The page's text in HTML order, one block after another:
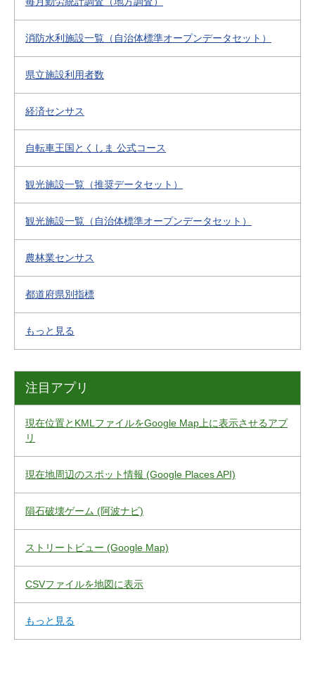
消防水利施設一覧（自治体標準オープンデータセット）
県立施設利用者数
経済センサス
自転車王国とくしま 公式コース
観光施設一覧（推奨データセット）
観光施設一覧（自治体標準オープンデータセット）
農林業センサス
都道府県別指標
もっと見る
注目アプリ
現在位置とKMLファイルをGoogle Map上に表示させるアプ
リ
現在地周辺のスポット情報 (Google Places API)
隕石破壊ゲーム (阿波ナビ)
ストリートビュー (Google Map)
CSVファイルを地図に表示
もっと見る